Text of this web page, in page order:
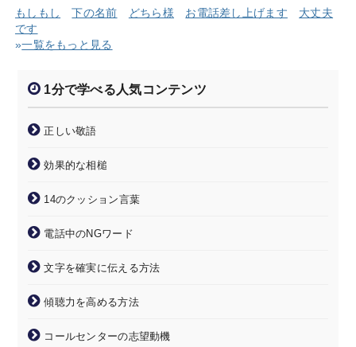
もしもし 下の名前 どちら様 お電話差し上げます
大丈夫
です
»一覧をもっと見る
1分で学べる人気コンテンツ
正しい敬語
効果的な相槌
14のクッション言葉
電話中のNGワード
文字を確実に伝える方法
傾聴力を高める方法
コールセンターの志望動機